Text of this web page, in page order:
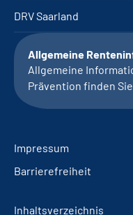
DRV Saarland
Allgemeine
Allgemeine
Prävention finden
Impressum
Barrierefreiheit
Inhaltsverzeichnis